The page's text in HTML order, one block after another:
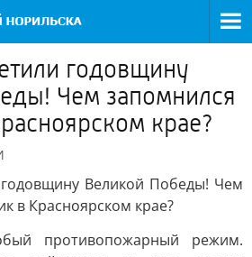
годовщину
Чем запомнился
крае?
Великой Победы! Чем
в Красноярском крае?
противопожарный режим.